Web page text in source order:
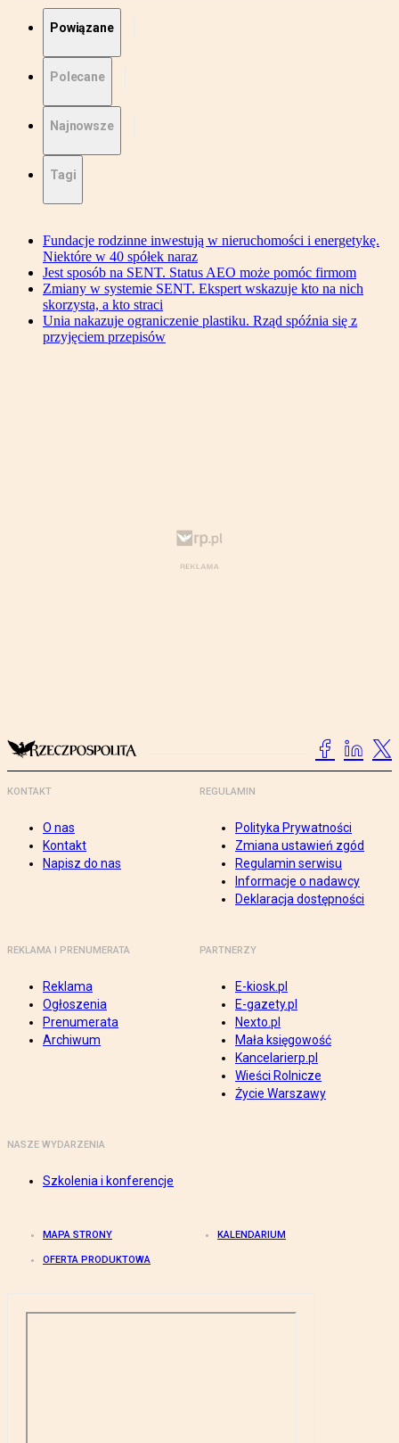
Powiązane
Polecane
Najnowsze
Tagi
Fundacje rodzinne inwestują w nieruchomości i energetykę.
Niektóre w 40 spółek naraz
Jest sposób na SENT. Status AEO może pomóc firmom
Zmiany w systemie SENT. Ekspert wskazuje kto na nich
skorzysta, a kto straci
Unia nakazuje ograniczenie plastiku. Rząd spóźnia się z
przyjęciem przepisów
KONTAKT
O nas
Kontakt
Napisz do nas
REGULAMIN
Polityka Prywatności
Zmiana ustawień zgód
Regulamin serwisu
Informacje o nadawcy
Deklaracja dostępności
REKLAMA I PRENUMERATA
Reklama
Ogłoszenia
Prenumerata
Archiwum
PARTNERZY
E-kiosk.pl
E-gazety.pl
Nexto.pl
Mała księgowość
Kancelarierp.pl
Wieści Rolnicze
Życie Warszawy
NASZE WYDARZENIA
Szkolenia i konferencje
MAPA STRONY KALENDARIUM
OFERTA PRODUKTOWA